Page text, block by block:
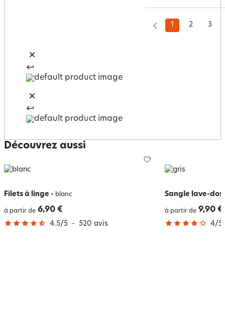
1 2 3
Découvrez aussi
Filets à linge - blanc
à partir de 6,90 €
4.5/5 - 520 avis
Sangle lave-dos
à partir de 9,90 €
4/5